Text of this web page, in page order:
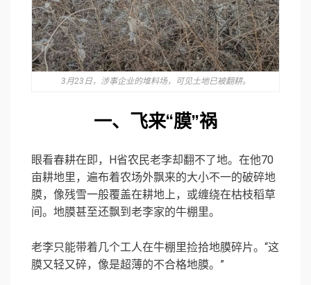
3月23日，涉事企业的堆料场，可见土地已被翻耕。
一、飞来“膜”祸
眼看春耕在即，H省农民老李却翻不了地。在他70
亩耕地里，遍布着农场外飘来的大小不一的破碎地
膜，像残雪一般覆盖在耕地上，或缠绕在枯枝稻草
间。地膜甚至还飘到老李家的牛棚里。
老李只能带着几个工人在牛棚里捡拾地膜碎片。“这
膜又轻又碎，像是超薄的不合格地膜。”